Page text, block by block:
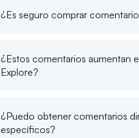
¿Es seguro comprar
¿Estos comentarios aumentan
Explore?
¿Puedo obtener comentarios
específicos?